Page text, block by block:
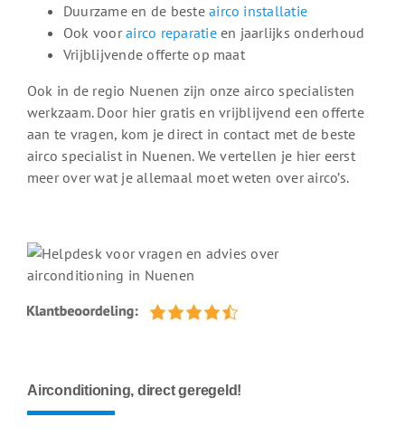
Duurzame en de besteairco installatie
Ook voorairco reparatieen jaarlijks onderhoud
Vrijblijvende offerte op maat
Ook in de regio Nuenen zijn onze airco specialisten
werkzaam. Door hier gratis en vrijblijvend een offerte
aan te vragen, kom je direct in contact met de beste
airco specialist in Nuenen. We vertellen je hier eerst
meer over wat je allemaal moet weten over airco’s.
Airconditioning, direct geregeld!